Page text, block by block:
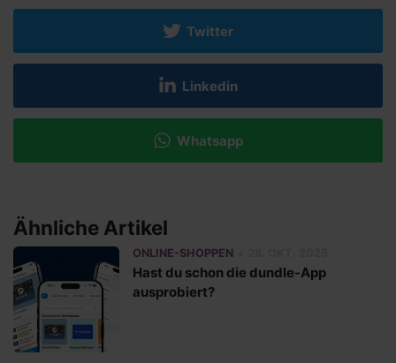
Twitter
Linkedin
Whatsapp
Ähnliche Artikel
ONLINE-SHOPPEN
Hast du schon die dundle-App
ausprobiert?